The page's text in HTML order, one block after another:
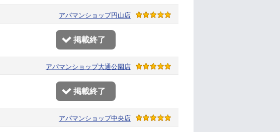
アパマンショップ円山店
掲載終了
アパマンショップ大通公園店
掲載終了
アパマンショップ中央店